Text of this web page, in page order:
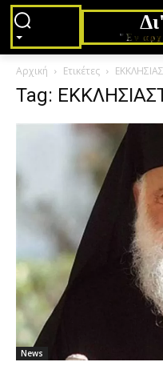
"Εν
Αρχική Ετικέτες
Tag:
News